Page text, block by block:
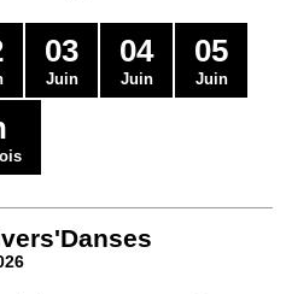
03
Juin
04
Juin
05
Juin